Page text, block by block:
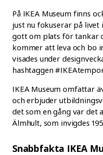
På IKEA Museum finns
just nu fokuserar på
gott om plats för tankar
kommer att leva och bo
visades under
hashtaggen
IKEA Museum omfattar
och erbjuder
det som en gång var det
Älmhult, som invigdes
Snabbfakta IKEA